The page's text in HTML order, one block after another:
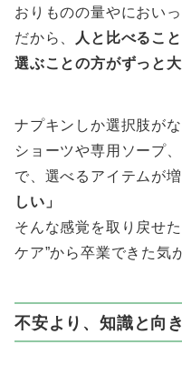
おりものの量やにおい
だから、
人と比べるこ
選ぶことの方がずっと大
ナプキンしか選択肢が
ショーツや専用ソープ
で、選べるアイテムが増
しい」
そんな感覚を取り戻せ
ケア”から卒業できた気
不安より、知識と向